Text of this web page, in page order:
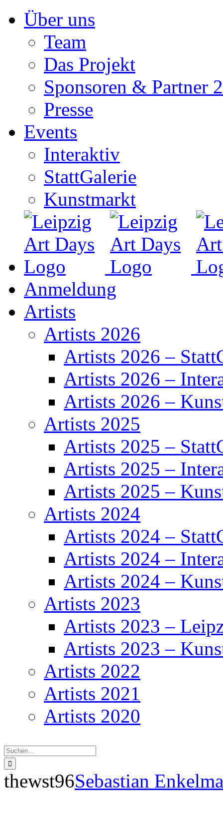
Inhalt
springenÜber uns
Team
Das Projekt
Sponsoren & Partner
Presse
Events
Interaktiv
StattGalerie
Kunstmarkt
Anmeldung
Artists
Artists 2026
Artists 2026 –
Artists 2026 –
Artists 2026 –
Artists 2025
Artists 2025 –
Artists 2025 –
Artists 2025 –
Artists 2024
Artists 2024 –
Artists 2024 –
Artists 2024 –
Artists 2023
Artists 2023 –
Artists 2023 –
Artists 2022
Artists 2021
Artists 2020
nach:
thewst96Sebastian